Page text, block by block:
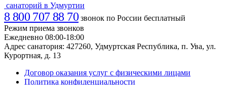
санаторий в Удмуртии
8 800 707 88 70 звонок по России бесплатный
Режим приема звонков
Ежедневно 08:00-18:00
Адрес санатория: 427260, Удмуртская Республика, п. Ува, ул.
Курортная, д. 13
Договор оказания услуг с физическими лицами
Политика конфиденциальности